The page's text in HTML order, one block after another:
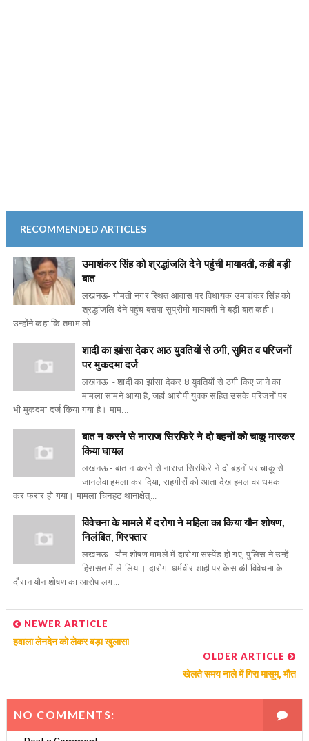
RECOMMENDED ARTICLES
उमाशंकर सिंह को श्रद्धांजलि देने पहुंची मायावती, कही बड़ी
बात
लखनऊ- गोमती नगर स्थित आवास पर विधायक उमाशंकर सिंह को
श्रद्धांजलि देने पहुंच बसपा सुप्रीमो मायावती ने बड़ी बात कही।
उन्होंने कहा कि तमाम लो...
शादी का झांसा देकर आठ युवतियों से ठगी, सुमित व परिजनों
पर मुकदमा दर्ज
लखनऊ - शादी का झांसा देकर 8 युवतियों से ठगी किए जाने का
मामला सामने आया है, जहां आरोपी युवक सहित उसके परिजनों पर
भी मुकदमा दर्ज किया गया है। माम...
बात न करने से नाराज सिरफिरे ने दो बहनों को चाकू मारकर
किया घायल
लखनऊ - बात न करने से नाराज सिरफिरे ने दो बहनों पर चाकू से
जानलेवा हमला कर दिया, राहगीरों को आता देख हमलावर धमका
कर फरार हो गया। मामला चिनहट थानाक्षेत्...
विवेचना के मामले में दरोगा ने महिला का किया यौन शोषण,
निलंबित, गिरफ्तार
लखनऊ - यौन शोषण मामले में दारोगा सस्पेंड हो गए, पुलिस ने उन्हें
हिरासत में ले लिया। दारोगा धर्मवीर शाही पर केस की विवेचना के
दौरान यौन शोषण का आरोप लग...
NEWER ARTICLE
हवाला लेनदेन को लेकर बड़ा खुलासा
OLDER ARTICLE
खेलते समय नाले में गिरा मासूम, मौत
NO COMMENTS: